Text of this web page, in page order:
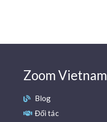
Zoom Vietnam
Blog
Đối tác